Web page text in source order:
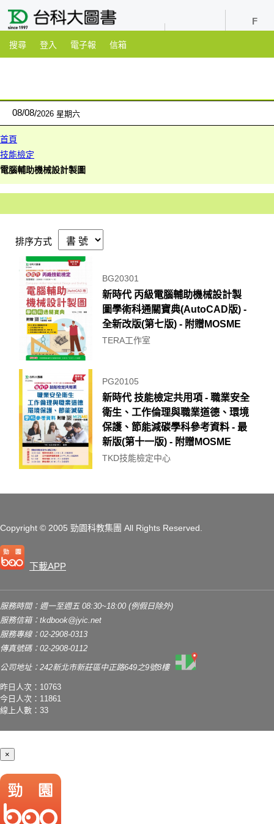
搜尋 登入 電子報 信箱
08/08 2026 星期六
首頁
技能檢定
電腦輔助機械設計製圖
排序方式
BG20301
新時代 丙級電腦輔助機械設計製
圖學術科通關寶典(AutoCAD版) -
全新改版(第七版) - 附贈MOSME
TERA工作室
PG20105
新時代 技能檢定共用項 - 職業安全
衛生、工作倫理與職業道德、環境
保護、節能減碳學科參考資料 - 最
新版(第十一版) - 附贈MOSME
TKD技能檢定中心
Copyright © 2005 勁園科教集團 All Rights Reserved.
下載APP
服務時間：週一至週五 08:30~18:00 (例假日除外)
服務信箱： tkdbook@jyic.net
服務專線：02-2908-0313
傳真號碼：02-2908-0112
公司地址：242新北市新莊區中正路649之9號8樓
昨日人次：10763
今日人次：11861
線上人數：33
×